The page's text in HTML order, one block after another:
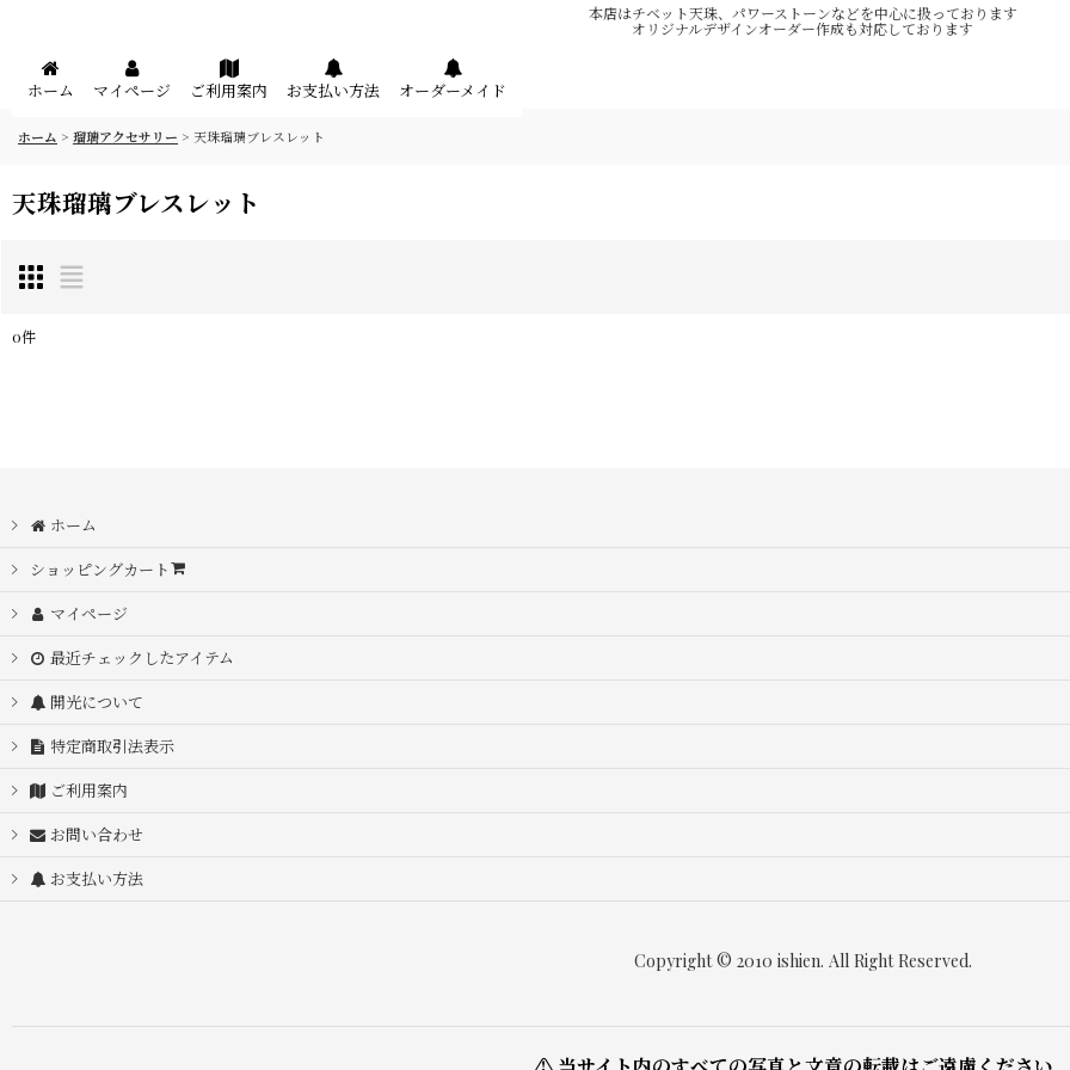
本店はチベット天珠、パワーストーンなどを中心に扱っております
オリジナルデザインオーダー作成も対応しております
メニュー
ホーム マイページ ご利用案内 お支払い方法 オーダーメイド
ホーム > 瑠璃アクセサリー > 天珠瑠璃ブレスレット
天珠瑠璃ブレスレット
0件
ホーム
ショッピングカート
マイページ
最近チェックしたアイテム
開光について
特定商取引法表示
ご利用案内
お問い合わせ
お支払い方法
Copyright © 2010 ishien. All Right Reserved.